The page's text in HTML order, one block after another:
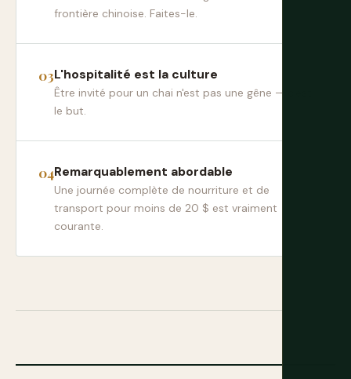
frontière chinoise. Faites-le.
L'hospitalité est la culture
Être invité pour un chai n'est pas une gêne — c'est
le but.
Remarquablement abordable
Une journée complète de nourriture et de
transport pour moins de 20 $ est vraiment
courante.